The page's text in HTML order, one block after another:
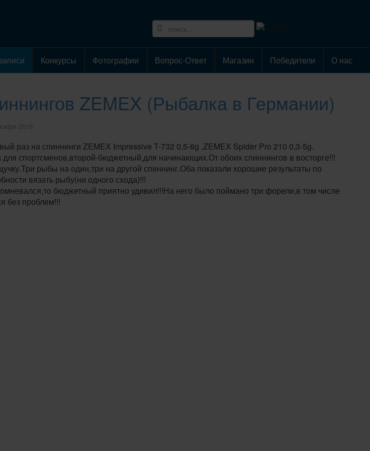
Конкурсы Фотографии Вопрос-Ответ Магазин Победители О нас
ZEMEX (Рыбалка в Германии)
2016
раз на спиннинги ZEMEX Impressive T-732 0,5-6g ,ZEMEX Spider Pro 210 0,3-5g.
спортсменов,второй-бюджетный,для начинающих.От обоих спиннингов в восторге!!!
рыбы на один,три на другой спиннинг.Оба показали хорошие результаты по
вязать рыбу(ни одного схода)!!!
бюджетный приятно удивил!!!На него было поймано три форели,в том числе
без проблем!!!